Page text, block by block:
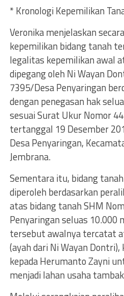
* Kronologi Kepemilikan
Veronika menjelaskan
kepemilikan bidang tanah
legalitas kepemilikan awal
dipegang oleh Ni Wayan
7395/Desa Penyaringan
dengan penegasan hak
sesuai Surat Ukur Nomor
tertanggal 19 Desember
Desa Penyaringan,
Jembrana.
Sementara itu, bidang
diperoleh berdasarkan
atas bidang tanah SHM
Penyaringan seluas 10.000
tersebut awalnya tercatat
(ayah dari Ni Wayan
kepada Herumanto Zayni
menjadi lahan usaha